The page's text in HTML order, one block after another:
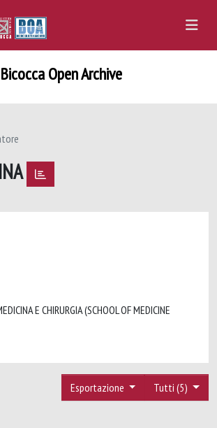
Bicocca Open Archive
E CHIRURGIA (SCHOOL OF MEDICINE
Tutti (5)
Esportazione